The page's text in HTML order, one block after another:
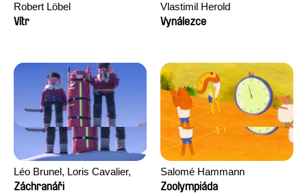
Robert Löbel
Vítr
Vlastimil Herold
Vynálezce
Léo Brunel, Loris Cavalier,
Camille Jalabert, Oscar Malet
Záchranáři
Salomé Hammann
Zoolympiáda